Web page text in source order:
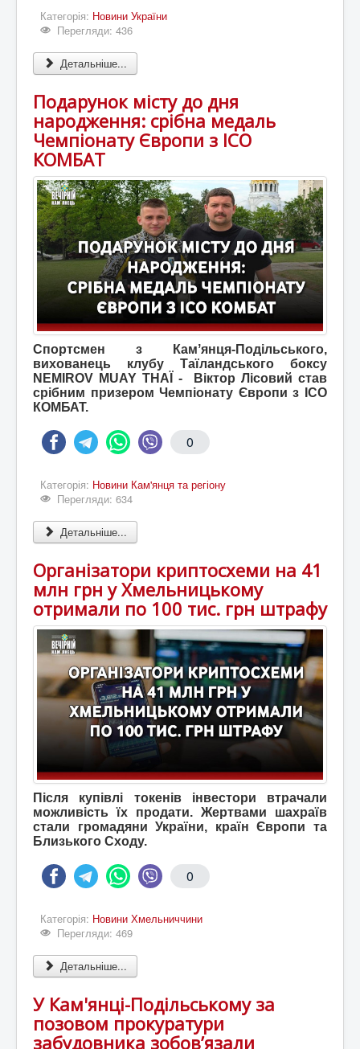
Категорія: Новини України
Перегляди: 436
Детальніше...
Подарунок місту до дня
народження: срібна медаль
Чемпіонату Європи з ІСО
КОМБАТ
Спортсмен з Камʼянця-Подільського,
вихованець клубу Таїландського боксу
NEMIROV MUAY THAÏ - Віктор Лісовий став
срібним призером Чемпіонату Європи з ІСО
КОМБАТ.
0
Категорія: Новини Кам'янця та регіону
Перегляди: 634
Детальніше...
Організатори криптосхеми на 41
млн грн у Хмельницькому
отримали по 100 тис. грн штрафу
Після купівлі токенів інвестори втрачали
можливість їх продати. Жертвами шахраїв
стали громадяни України, країн Європи та
Близького Сходу.
0
Категорія: Новини Хмельниччини
Перегляди: 469
Детальніше...
У Кам'янці-Подільському за
позовом прокуратури
забудовника зобов’язали